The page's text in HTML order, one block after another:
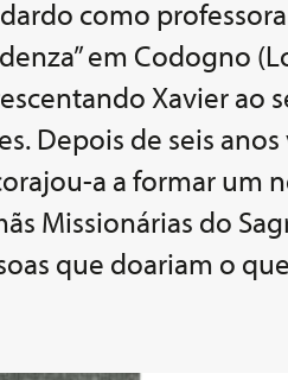
como
em Codogno
Xavier ao
Depois de seis
a a formar um
Missionárias do
que doariam o